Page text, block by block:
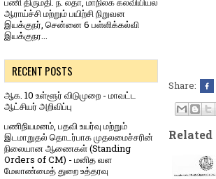
Share:
Related
ஆராய்ச்சி மற்றும் பயிற்சி நிறுவன
இயக்குநர், சென்னை 6 பள்ளிக்கல்வி
இயக்குநர...
RECENT POSTS
ஆக. 10 உள்ளூர் விடுமுறை - மாவட்ட
ஆட்சியர் அறிவிப்பு
பணிநியமனம், பதவி உயர்வு மற்றும்
இடமாறுதல் தொடர்பாக முதலமைச்சரின்
நிலையான ஆணைகள் (Standing
Orders of CM) - மனித வள
மேலாண்மைத் துறை உத்தரவு